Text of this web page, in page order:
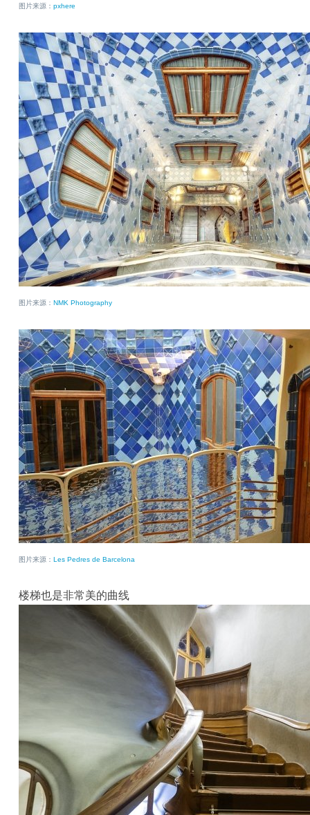
图片来源： pxhere
图片来源： NMK Photography
图片来源： Les Pedres de Barcelona
楼梯也是非常美的曲线